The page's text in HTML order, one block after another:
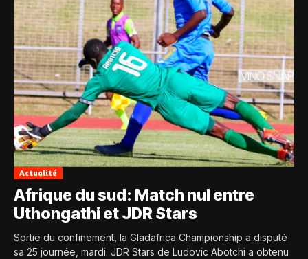
Actualité
Afrique du sud: Match nul entre
Uthongathi et JDR Stars
Sortie du confinement, la Gladafrica Championship a disputé
sa 25 journée, mardi. JDR Stars de Ludovic Abotchi a obtenu